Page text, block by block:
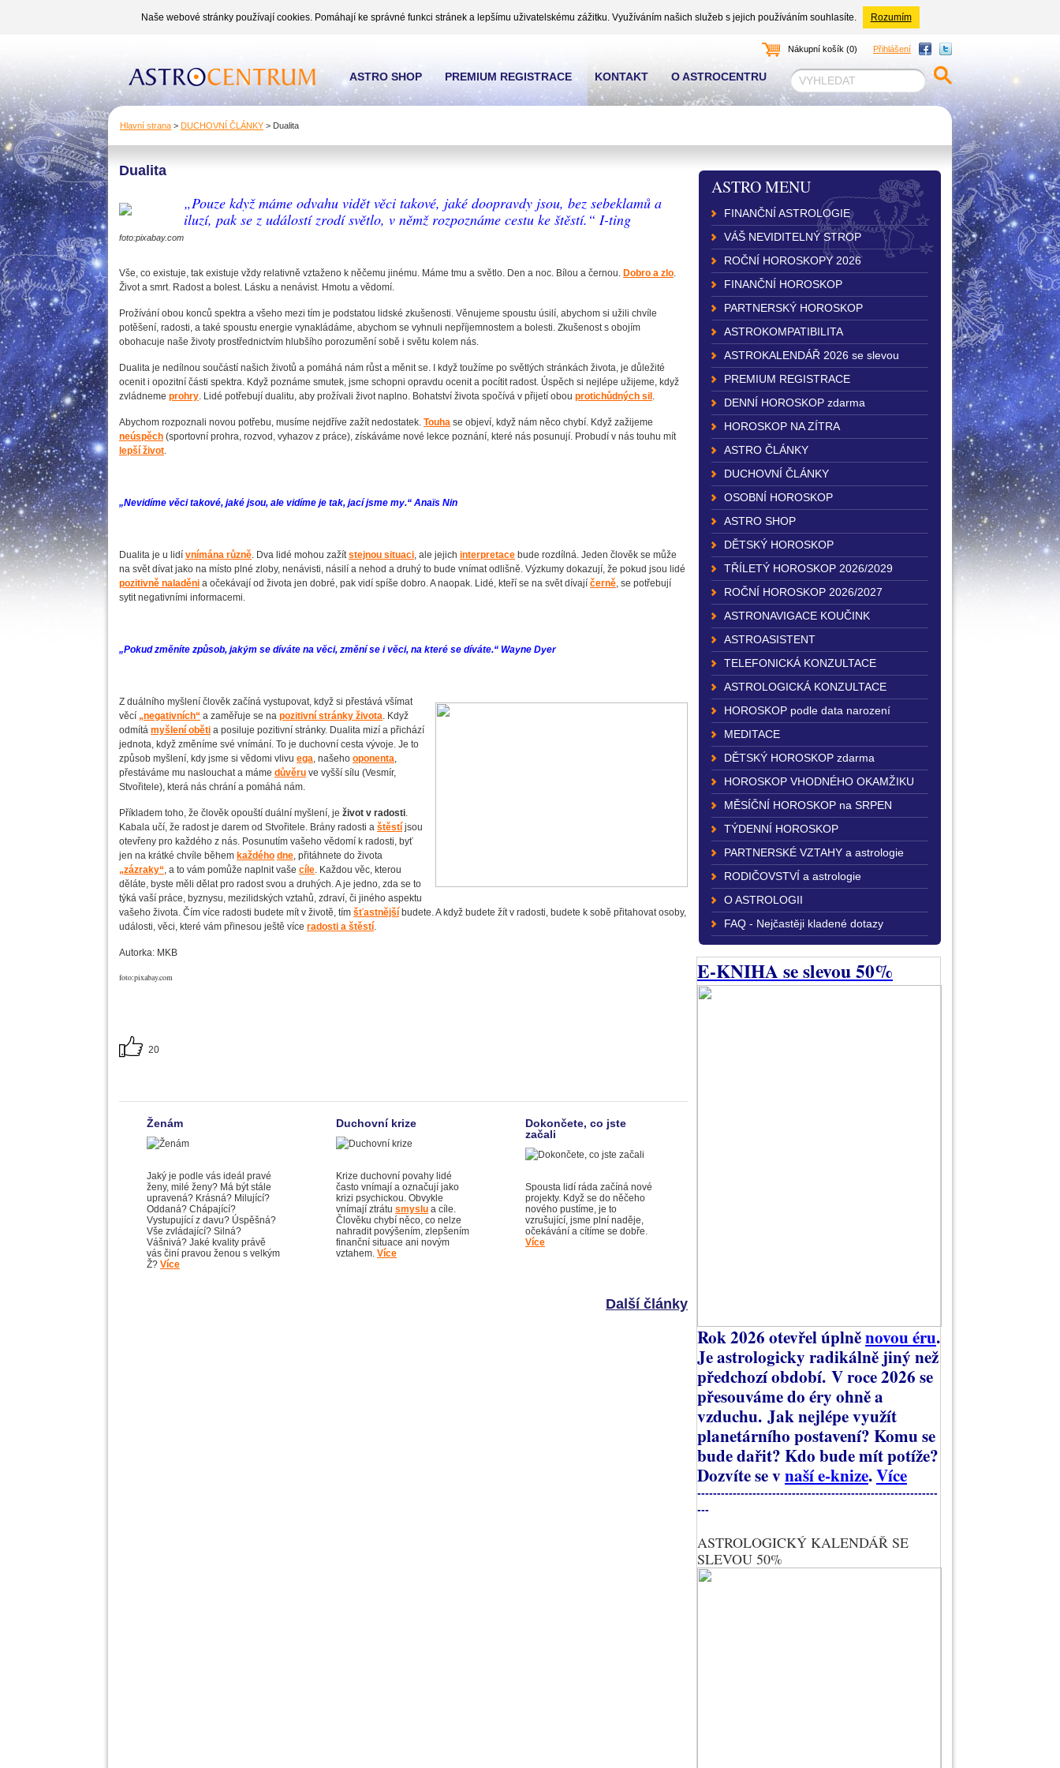
Naše webové stránky používají cookies. Pomáhají ke správné funkci stránek a lepšímu uživatelskému zážitku. Využíváním našich služeb s jejich používáním souhlasíte. Rozumím
Hlavní strana > DUCHOVNÍ ČLÁNKY > Dualita
Dualita
foto:pixabay.com
„Pouze když máme odvahu vidět věci takové, jaké doopravdy jsou, bez sebeklamů a
iluzí, pak se z událostí zrodí světlo, v němž rozpoznáme cestu ke štěstí.“ I-ting
Vše, co existuje, tak existuje vždy relativně vztaženo k něčemu jinému. Máme tmu a světlo. Den a noc. Bílou a černou. Dobro a zlo.
Život a smrt. Radost a bolest. Lásku a nenávist. Hmotu a vědomí.
Prožívání obou konců spektra a všeho mezi tím je podstatou lidské zkušenosti. Věnujeme spoustu úsilí, abychom si užili chvíle
potěšení, radosti, a také spoustu energie vynakládáme, abychom se vyhnuli nepříjemnostem a bolesti. Zkušenost s obojím
obohacuje naše životy prostřednictvím hlubšího porozumění sobě i světu kolem nás.
Dualita je nedílnou součástí našich životů a pomáhá nám růst a měnit se. I když toužíme po světlých stránkách života, je důležité
ocenit i opozitní části spektra. Když poznáme smutek, jsme schopni opravdu ocenit a pocítit radost. Úspěch si nejlépe užijeme, když
zvládneme prohry. Lidé potřebují dualitu, aby prožívali život naplno. Bohatství života spočívá v přijetí obou protichůdných sil .
Abychom rozpoznali novou potřebu, musíme nejdříve zažít nedostatek. Touha se objeví, když nám něco chybí. Když zažijeme
neúspěch (sportovní prohra, rozvod, vyhazov z práce), získáváme nové lekce poznání, které nás posunují. Probudí v nás touhu mít
lepší život.
„Nevidíme věci takové, jaké jsou, ale vidíme je tak, jací jsme my.“ Anaïs Nin
Dualita je u lidí vnímána různě. Dva lidé mohou zažítstejnou situaci, ale jejich interpretace bude rozdílná. Jeden člověk se může
na svět dívat jako na místo plné zloby, nenávisti, násilí a nehod a druhý to bude vnímat odlišně. Výzkumy dokazují, že pokud jsou lidé
pozitivně naladěni a očekávají od života jen dobré, pak vidí spíše dobro. A naopak. Lidé, kteří se na svět dívají černě, se potřebují
sytit negativními informacemi.
„Pokud změníte způsob, jakým se díváte na věci, změní se i věci, na které se díváte.“ Wayne Dyer
Z duálního myšlení člověk začíná vystupovat, když si přestává všímat
věcí „negativních“ a zaměřuje se na pozitivní stránky života. Když
odmítá myšlení oběti a posiluje pozitivní stránky. Dualita mizí a přichází
jednota, když změníme své vnímání. To je duchovní cesta vývoje. Je to
způsob myšlení, kdy jsme si vědomi vlivu ega, našeho oponenta,
přestáváme mu naslouchat a máme důvěru ve vyšší sílu (Vesmír,
Stvořitele), která nás chrání a pomáhá nám.
Příkladem toho, že člověk opouští duální myšlení, je život v radosti.
Kabala učí, že radost je darem od Stvořitele. Brány radosti a štěstí jsou
otevřeny pro každého z nás. Posunutím vašeho vědomí k radosti, byť
jen na krátké chvíle během každého dne, přitáhnete do života
„zázraky“, a to vám pomůže naplnit vaše cíle. Každou věc, kterou
děláte, byste měli dělat pro radost svou a druhých. A je jedno, zda se to
týká vaší práce, byznysu, mezilidských vztahů, zdraví, či jiného aspektu
vašeho života. Čím více radosti budete mít v životě, tím šťastnější budete. A když budete žít v radosti, budete k sobě přitahovat osoby,
události, věci, které vám přinesou ještě více radosti a štěstí.
Autorka: MKB
foto:pixabay.com
20
Ženám
Jaký je podle vás ideál pravé
ženy, milé ženy? Má být stále
upravená? Krásná? Milující?
Oddaná? Chápající?
Vystupující z davu? Úspěšná?
Vše zvládající? Silná?
Vášnivá? Jaké kvality právě
vás činí pravou ženou s velkým
Ž? Více
Duchovní krize
Krize duchovní povahy lidé
často vnímají a označují jako
krizi psychickou. Obvykle
vnímají ztrátu smyslu a cíle.
Člověku chybí něco, co nelze
nahradit povýšením, zlepšením
finanční situace ani novým
vztahem. Více
Dokončete, co jste
začali
Spousta lidí ráda začíná nové
projekty. Když se do něčeho
nového pustíme, je to
vzrušující, jsme plní naděje,
očekávání a cítíme se dobře.
Více
Další články
ASTRO MENU
FINANČNÍ ASTROLOGIE
VÁŠ NEVIDITELNÝ STROP
ROČNÍ HOROSKOPY 2026
FINANČNÍ HOROSKOP
PARTNERSKÝ HOROSKOP
ASTROKOMPATIBILITA
ASTROKALENDÁŘ 2026 se slevou
PREMIUM REGISTRACE
DENNÍ HOROSKOP zdarma
HOROSKOP NA ZÍTRA
ASTRO ČLÁNKY
DUCHOVNÍ ČLÁNKY
OSOBNÍ HOROSKOP
ASTRO SHOP
DĚTSKÝ HOROSKOP
TŘÍLETÝ HOROSKOP 2026/2029
ROČNÍ HOROSKOP 2026/2027
ASTRONAVIGACE KOUČINK
ASTROASISTENT
TELEFONICKÁ KONZULTACE
ASTROLOGICKÁ KONZULTACE
HOROSKOP podle data narození
MEDITACE
DĚTSKÝ HOROSKOP zdarma
HOROSKOP VHODNÉHO OKAMŽIKU
MĚSÍČNÍ HOROSKOP na SRPEN
TÝDENNÍ HOROSKOP
PARTNERSKÉ VZTAHY a astrologie
RODIČOVSTVÍ a astrologie
O ASTROLOGII
FAQ - Nejčastěji kladené dotazy
E-KNIHA se slevou 50%
Rok 2026 otevřel úplněnovou éru.
Je astrologicky radikálně jiný než
předchozí období. V roce 2026 se
přesouváme do éry ohně a
vzduchu. Jak nejlépe využít
planetárního postavení? Komu se
bude dařit? Kdo bude mít potíže?
Dozvíte se vnaší e-knize.Více
-------------------------------------------------------------
---
ASTROLOGICKÝ KALENDÁŘ SE
SLEVOU 50%
ASTRO SHOP PREMIUM REGISTRACE KONTAKT O ASTROCENTRU
Přihlášení
Nákupní košík (0)